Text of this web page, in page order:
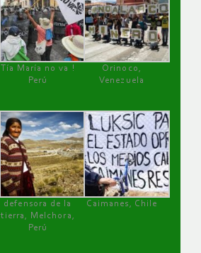
Tía María no va !
Perú
Orinoco,
Venezuela
defensora de la
tierra, Melchora,
Perú
Caimanes, Chile